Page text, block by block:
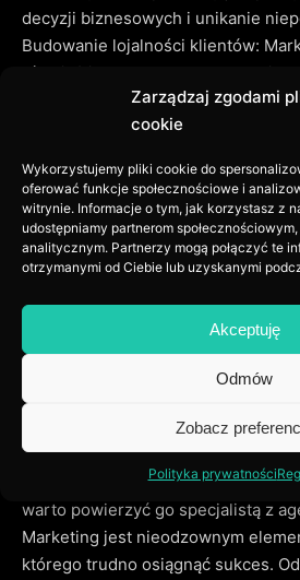
Zarządzaj zgodami
cookie
Wykorzystujemy pliki cookie do
oferować funkcje społecznościowe i
witrynie. Informacje o tym, jak korzystasz z
udostępniamy partnerom
analitycznym. Partnerzy mogą połączyć te
otrzymanymi od Ciebie lub uzyskanymi
Akceptuję
Odmów
Zobacz
Polityka prywatności
decyzji biznesowych i unikanie
Budowanie lojalności klientów:
również istotną rolę w budowaniu
Poprzez tworzenie wartościowych
dostarczanie wartościowych treści i
lojalność klientów i zwiększyć ich
Długoterminowe relacje z klientami
dla rozwoju firmy i generowania
sprzedaży. Konkurencyjność na
oferującymi podobne produkty lub
pomaga firmom wyróżnić się na tle
przewagę. Poprzez odpowiednie
komunikację unikalnych korzyści i
promocyjne, firma może zdobyć
i zbudować przewagę
się konkurencyjny bardziej niż
warto powierzyć go specjalistą z
Marketing jest nieodzownym
którego trudno osiągnąć sukces.